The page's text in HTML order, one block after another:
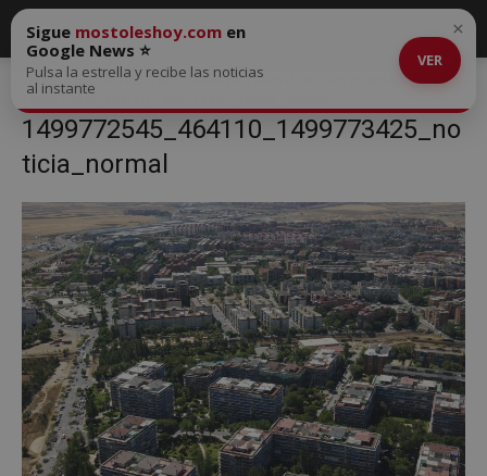
Inicio
En 2019 cero accidentes mortales de tráfico en Móstoles
1499772545_464110_1499773425_noticia_normal
1499772545_464110_1499773425_no
ticia_normal
Sigue mostoleshoy.com en
Google News ⭐
Pulsa la estrella y recibe las noticias
al instante
VER
×